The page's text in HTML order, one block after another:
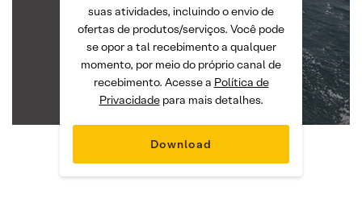
suas atividades, incluindo o envio de
ofertas de produtos/serviços. Você pode
se opor a tal recebimento a qualquer
momento, por meio do próprio canal de
recebimento. Acesse a Política de
Privacidadepara mais detalhes.